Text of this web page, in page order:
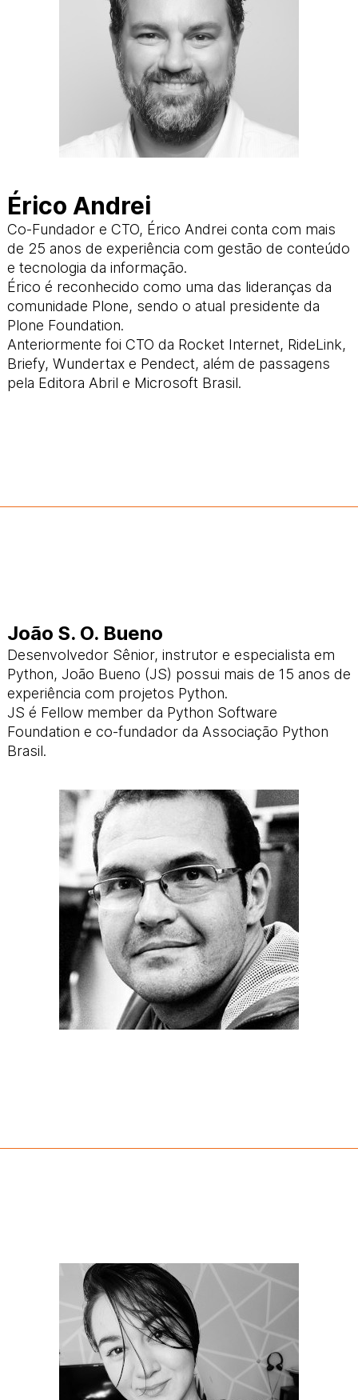
Érico Andrei
Co-Fundador e CTO, Érico Andrei conta com mais
de 25 anos de experiência com gestão de conteúdo
e tecnologia da informação.
Érico é reconhecido como uma das lideranças da
comunidade Plone, sendo o atual presidente da
Plone Foundation.
Anteriormente foi CTO da Rocket Internet, RideLink,
Briefy, Wundertax e Pendect, além de passagens
pela Editora Abril e Microsoft Brasil.
João S. O. Bueno
Desenvolvedor Sênior, instrutor e especialista em
Python, João Bueno (JS) possui mais de 15 anos de
experiência com projetos Python.
JS é Fellow member da Python Software
Foundation e co-fundador da Associação Python
Brasil.